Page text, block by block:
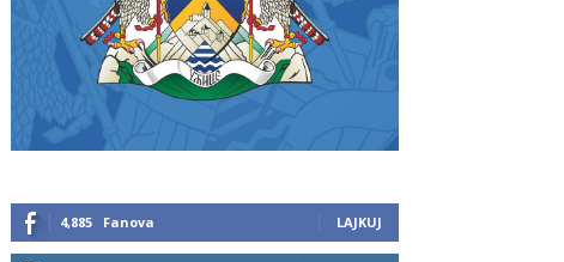
4,885 Fanova LAJKUJ